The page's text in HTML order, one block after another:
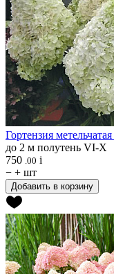
Гортензия метельчатая
до 2 м полутень VI-X
750 .00 i
− + шт
Добавить в корзину